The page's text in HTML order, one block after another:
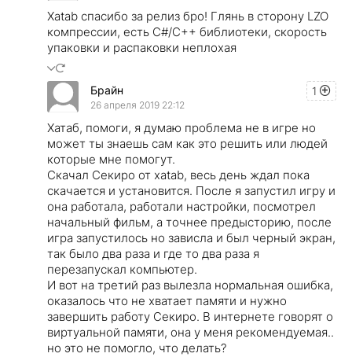
Xatab спасибо за релиз бро! Глянь в сторону LZO
компрессии, есть C#/C++ библиотеки, скорость
упаковки и распаковки неплохая
1
Брайн
26 апреля 2019 22:12
Хатаб, помоги, я думаю проблема не в игре но
может ты знаешь сам как это решить или людей
которые мне помогут.
Скачал Секиро от xatab, весь день ждал пока
скачается и установится. После я запустил игру и
она работала, работали настройки, посмотрел
начальный фильм, а точнее предысторию, после
игра запустилось но зависла и был черный экран,
так было два раза и где то два раза я
перезапускал компьютер.
И вот на третий раз вылезла нормальная ошибка,
оказалось что не хватает памяти и нужно
завершить работу Секиро. В интернете говорят о
виртуальной памяти, она у меня рекомендуемая..
но это не помогло, что делать?